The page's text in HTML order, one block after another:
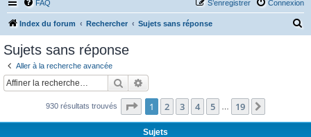
FAQ Connexion
S’enregistrer
Index du forum Rechercher Sujets sans réponse
c
Sujets sans réponse
Aller à la recherche avancée
Rechercher
930 résultats trouvés Page 1sur19
1 2 3 4 5 19
Sujets